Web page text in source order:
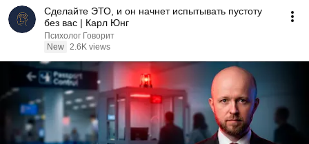
Сделайте ЭТО, и он начнет испытывать пустоту
без вас | Карл Юнг
Психолог Говорит
New 2.6K views